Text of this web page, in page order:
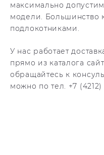
максимально
модели. Большинство
подлокотниками.
У нас работает
прямо из каталога
обращайтесь к
можно по тел. +7 (4212)